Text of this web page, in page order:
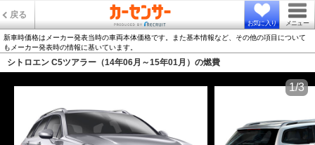
戻る
お気に入り メニュー
新車時価格はメーカー発表当時の車両本体価格です。また基本情報など、その他の項目について
もメーカー発表時の情報に基いています。
シトロエン C5ツアラー（14年06月～15年01月）の燃費
1/3